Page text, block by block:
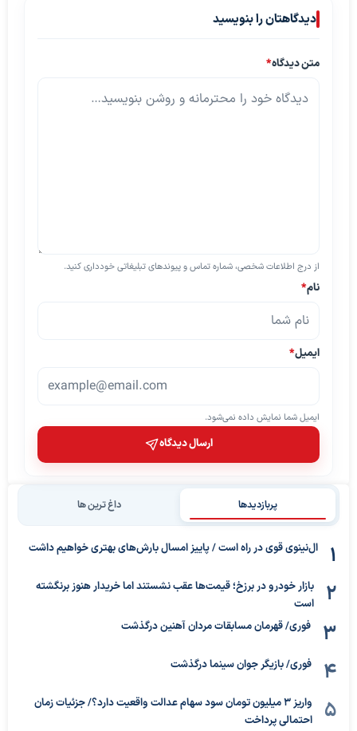
دیدگاهتان را بنویسید
متن دیدگاه*
از درج اطلاعات شخصی، شماره تماس و پیوندهای تبلیغاتی خودداری کنید.
نام*
ایمیل*
ایمیل شما نمایش داده نمی‌شود.
ارسال دیدگاه
پربازدیدها داغ ترین ها
ال‌نینوی قوی در راه است / پاییز امسال بارش‌های بهتری خواهیم داشت
بازار خودرو در برزخ؛ قیمت‌ها عقب نشستند اما خریدار هنوز برنگشته
است
فوری/ قهرمان مسابقات مردان آهنین درگذشت
فوری/ بازیگر جوان سینما درگذشت
واریز ۳ میلیون تومان سود سهام عدالت واقعیت دارد؟/ جزئیات زمان
احتمالی پرداخت